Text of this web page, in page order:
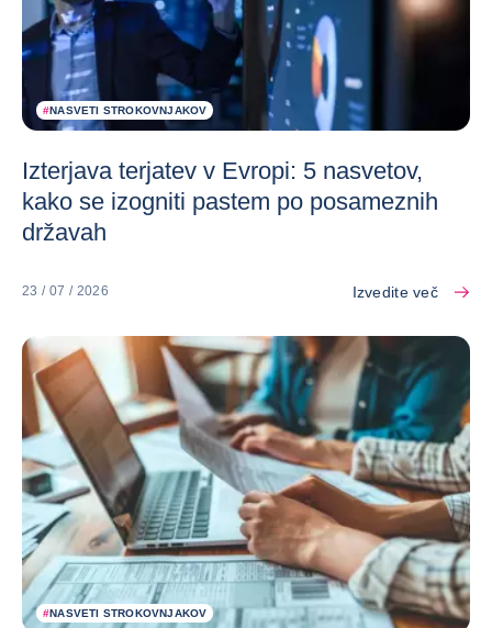
#NASVETI STROKOVNJAKOV
Izterjava terjatev v Evropi: 5 nasvetov,
kako se izogniti pastem po posameznih
državah
23 / 07 / 2026 Izvedite več
#NASVETI STROKOVNJAKOV